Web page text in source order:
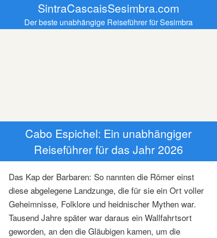
SintraCascaisSesimbra.com
Der beste unabhängige Reiseführer für Sesimbra
Cabo Espichel: Ein unabhängiger
Reiseführer für das Jahr 2026
Das Kap der Barbaren: So nannten die Römer einst
diese abgelegene Landzunge, die für sie ein Ort voller
Geheimnisse, Folklore und heidnischer Mythen war.
Tausend Jahre später war daraus ein Wallfahrtsort
geworden, an den die Gläubigen kamen, um die